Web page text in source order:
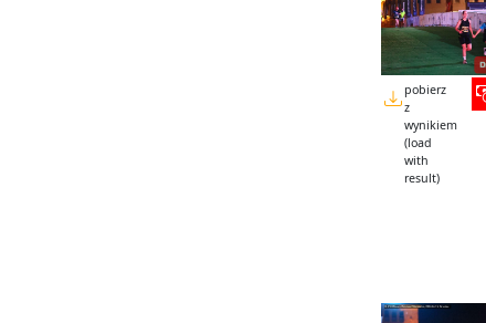
pobierz
z
wynikiem
(load
with
result)